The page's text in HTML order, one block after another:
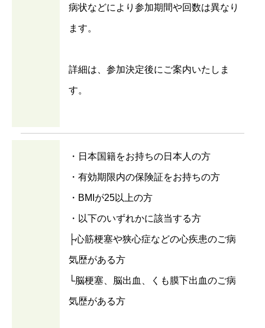
病状などにより参加期間や回数は異なり
ます。
詳細は、参加決定後にご案内いたしま
す。
・日本国籍をお持ちの日本人の方
・有効期限内の保険証をお持ちの方
・BMIが25以上の方
・以下のいずれかに該当する方
├心筋梗塞や狭心症などの心疾患のご病
気歴がある方
└脳梗塞、脳出血、くも膜下出血のご病
気歴がある方